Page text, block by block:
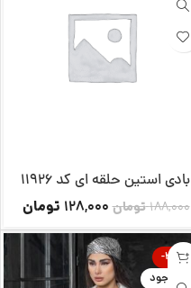
بادی استین حلقه ای کد 11926
188,000تومان128,000 تومان
-25%
ناموجود